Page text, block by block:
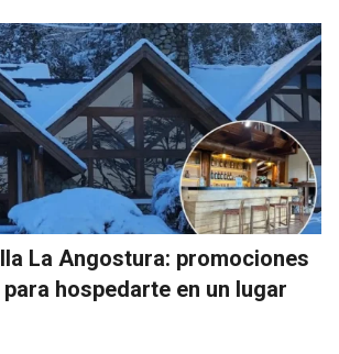
La Angostura: promociones
hospedarte en un lugar